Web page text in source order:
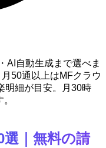
AI自動生成まで選べま
50通以上はMFクラウ
明細が目安。月30時
選｜無料の請